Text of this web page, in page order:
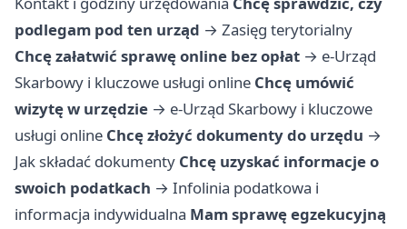
podlegam pod ten urząd → Zasięg terytorialny
Chcę załatwić sprawę online bez opłat → e-Urząd
Skarbowy i kluczowe usługi online Chcę umówić
wizytę w urzędzie → e-Urząd Skarbowy i kluczowe
usługi online Chcę złożyć dokumenty do urzędu →
Jak składać dokumenty Chcę uzyskać informacje o
swoich podatkach → Infolinia podatkowa i
informacja indywidualna Mam sprawę egzekucyjną